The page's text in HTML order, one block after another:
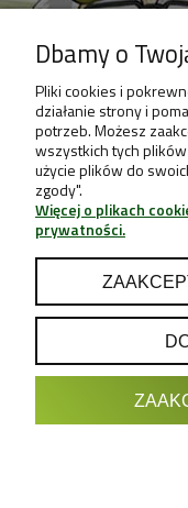
Projekt & Support:
POKAŻ
Dbamy o
Pliki cookies i
działanie strony i
potrzeb. Możesz
wszystkich tych
użycie plików do
zgody".
Więcej o plikach
prywatności.